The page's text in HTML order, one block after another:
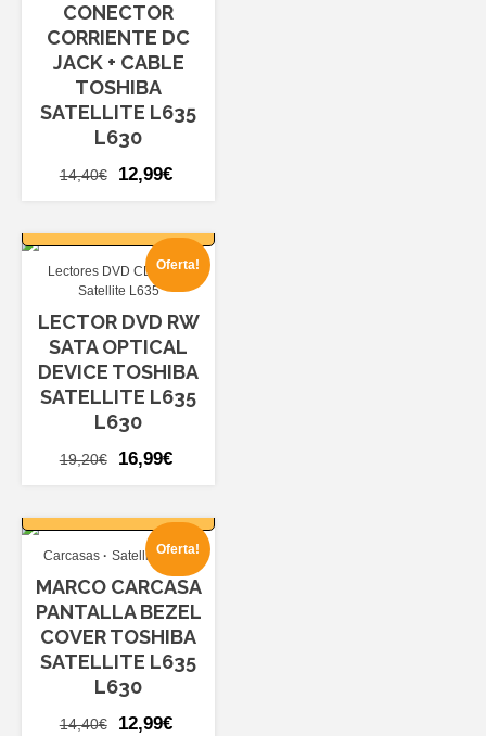
CONECTOR
CORRIENTE DC
JACK + CABLE
TOSHIBA
SATELLITE L635
L630
14,40€
El
era:
14,40€.
12,99€
12,99€.
Oferta!
Lectores DVD CD RW
Satellite L635
LECTOR DVD RW
SATA OPTICAL
DEVICE TOSHIBA
SATELLITE L635
L630
19,20€
El
era:
19,20€.
16,99€
16,99€.
Oferta!
Carcasas Satellite L635
MARCO CARCASA
PANTALLA BEZEL
COVER TOSHIBA
SATELLITE L635
L630
14,40€
El
12,99€